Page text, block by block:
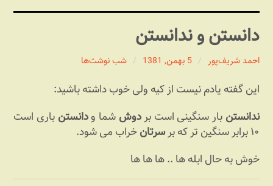
درباره این وبلاگ
مجله شبکه
پندهای یونیکسی استاد «فو»
دانستن و ندانستن
احمد شریف‌پور 5 بهمن, 1381 شب نوشت‌ها
این گفته یادم نیست از کیه ولی خوب داشته باشید:
ندانستن بار سنگینی است بردوششما ودانستن باری است
۱۰ برابر سنگین تر که بر
سرتانخراب می شود.
خوش به حال ابله ها .. ها ها ها